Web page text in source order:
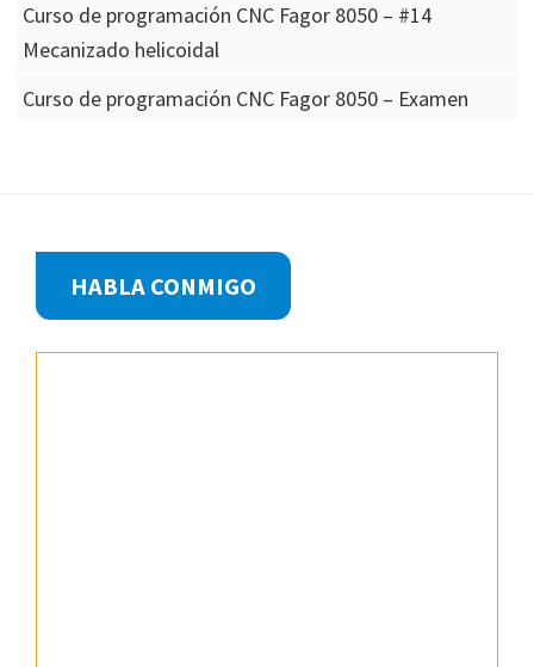
Curso de programación CNC Fagor 8050 – #14
Mecanizado helicoidal
Curso de programación CNC Fagor 8050 – Examen
FooterHABLA CONMIGO